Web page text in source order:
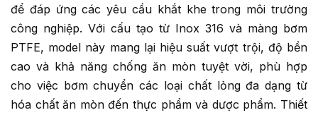
để đáp ứng các yêu cầu khắt khe trong môi trường
công nghiệp. Với cấu tạo từ Inox 316 và màng bơm
PTFE, model này mang lại hiệu suất vượt trội, độ bền
cao và khả năng chống ăn mòn tuyệt vời, phù hợp
cho việc bơm chuyển các loại chất lỏng đa dạng từ
hóa chất ăn mòn đến thực phẩm và dược phẩm. Thiết